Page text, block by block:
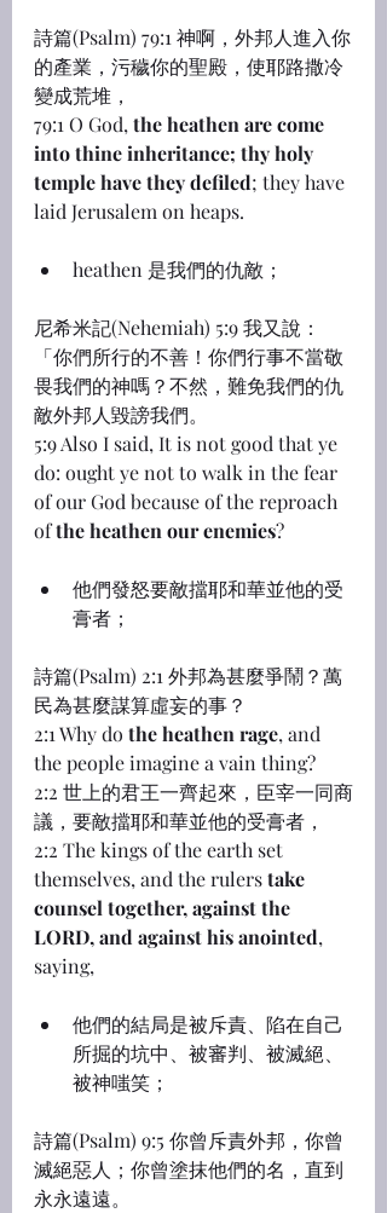
詩篇(Psalm) 79:1 神啊，外邦人進入你
的產業，污穢你的聖殿，使耶路撒冷
變成荒堆，
79:1 O God, the heathen are come
into thine inheritance; thy holy
temple have they defiled; they have
laid Jerusalem on heaps.
heathen 是我們的仇敵；
尼希米記(Nehemiah) 5:9 我又說：
「你們所行的不善！你們行事不當敬
畏我們的神嗎？不然，難免我們的仇
敵外邦人毀謗我們。
5:9 Also I said, It is not good that ye
do: ought ye not to walk in the fear
of our God because of the reproach
of the heathen our enemies?
他們發怒要敵擋耶和華並他的受
膏者；
詩篇(Psalm) 2:1 外邦為甚麼爭鬧？萬
民為甚麼謀算虛妄的事？
2:1 Why do the heathen rage, and
the people imagine a vain thing?
2:2 世上的君王一齊起來，臣宰一同商
議，要敵擋耶和華並他的受膏者，
2:2 The kings of the earth set
themselves, and the rulers take
counsel together, against the
LORD, and against his anointed,
saying,
他們的結局是被斥責、陷在自己
所掘的坑中、被審判、被滅絕、
被神嗤笑；
詩篇(Psalm) 9:5 你曾斥責外邦，你曾
滅絕惡人；你曾塗抹他們的名，直到
永永遠遠。